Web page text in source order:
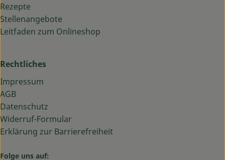
Rezepte
Stellenangebote
Leitfaden zum Onlineshop
Rechtliches
Impressum
AGB
Datenschutz
Widerruf-Formular
Erklärung zur Barrierefreiheit
Folge uns auf: